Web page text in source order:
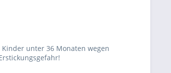
unter 36 Monaten wegen